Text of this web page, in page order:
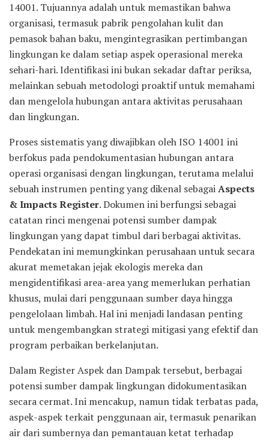
14001. Tujuannya adalah untuk memastikan bahwa
organisasi, termasuk pabrik pengolahan kulit dan
pemasok bahan baku, mengintegrasikan pertimbangan
lingkungan ke dalam setiap aspek operasional mereka
sehari-hari. Identifikasi ini bukan sekadar daftar periksa,
melainkan sebuah metodologi proaktif untuk memahami
dan mengelola hubungan antara aktivitas perusahaan
dan lingkungan.
Proses sistematis yang diwajibkan oleh ISO 14001 ini
berfokus pada pendokumentasian hubungan antara
operasi organisasi dengan lingkungan, terutama melalui
sebuah instrumen penting yang dikenal sebagaiAspects
& Impacts Register. Dokumen ini berfungsi sebagai
catatan rinci mengenai potensi sumber dampak
lingkungan yang dapat timbul dari berbagai aktivitas.
Pendekatan ini memungkinkan perusahaan untuk secara
akurat memetakan jejak ekologis mereka dan
mengidentifikasi area-area yang memerlukan perhatian
khusus, mulai dari penggunaan sumber daya hingga
pengelolaan limbah. Hal ini menjadi landasan penting
untuk mengembangkan strategi mitigasi yang efektif dan
program perbaikan berkelanjutan.
Dalam Register Aspek dan Dampak tersebut, berbagai
potensi sumber dampak lingkungan didokumentasikan
secara cermat. Ini mencakup, namun tidak terbatas pada,
aspek-aspek terkait penggunaan air, termasuk penarikan
air dari sumbernya dan pemantauan ketat terhadap